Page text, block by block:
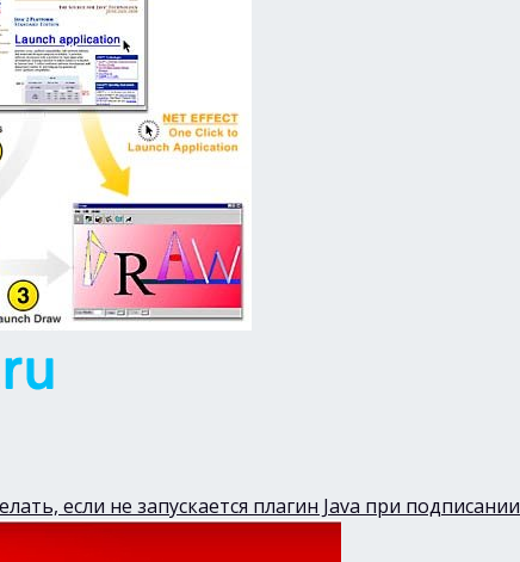
если не запускается плагин Java при подписании